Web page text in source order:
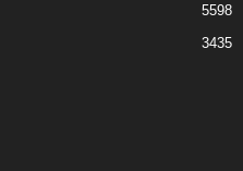
5598
3435